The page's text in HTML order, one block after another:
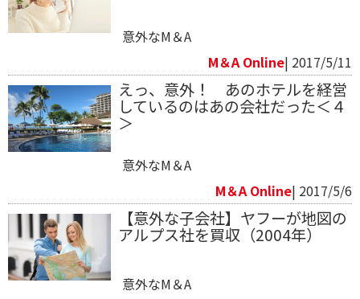
意外なM＆A
M＆A Online| 2017/5/11
えっ、意外！ あのホテルを経営
しているのはあの会社だった＜４
＞
意外なM＆A
M＆A Online| 2017/5/6
【意外な子会社】ヤフーが地図の
アルプス社を買収（2004年）
意外なM＆A